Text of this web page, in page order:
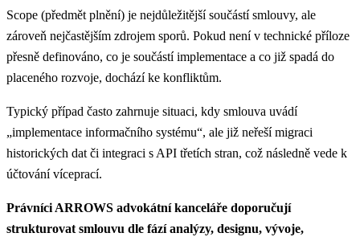
Scope (předmět plnění) je nejdůležitější součástí smlouvy, ale
zároveň nejčastějším zdrojem sporů. Pokud není v technické příloze
přesně definováno, co je součástí implementace a co již spadá do
placeného rozvoje, dochází ke konfliktům.
Typický případ často zahrnuje situaci, kdy smlouva uvádí
„implementace informačního systému“, ale již neřeší migraci
historických dat či integraci s API třetích stran, což následně vede k
účtování víceprací.
Právníci ARROWS advokátní kanceláře doporučují
strukturovat smlouvu dle fází analýzy, designu, vývoje,